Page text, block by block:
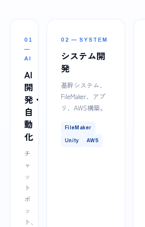
01
—
AI
AI
開
発・
自
動
化
チ
ャ
ッ
ト
ボ
ッ
ト、
02 — SYSTEM
システム開
発
基幹システム、
FileMaker、アプ
リ、AWS構築。
FileMaker
Unity AWS